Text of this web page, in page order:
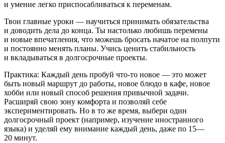
и умение легко приспосабливаться к переменам.
Твои главные уроки — научиться принимать обязательства
и доводить дела до конца. Ты настолько любишь перемены
и новые впечатления, что можешь бросать начатое на полпути
и постоянно менять планы. Учись ценить стабильность
и вкладываться в долгосрочные проекты.
Практика: Каждый день пробуй что-то новое — это может
быть новый маршрут до работы, новое блюдо в кафе, новое
хобби или новый способ решения привычной задачи.
Расширяй свою зону комфорта и позволяй себе
экспериментировать. Но в то же время, выбери один
долгосрочный проект (например, изучение иностранного
языка) и уделяй ему внимание каждый день, даже по 15—
20 минут.